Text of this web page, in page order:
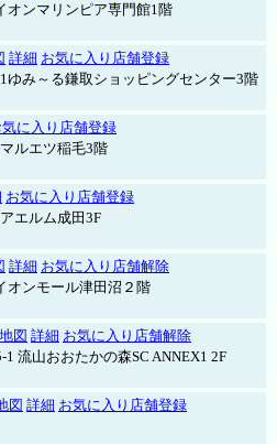
オンマリンピア専門館1階
詳細 お気に入り店舗登録
ゆみ～る鎌取ショッピングセンター3階
気に入り店舗登録
ルエツ稲毛3階
お気に入り店舗登録
エルム成田3F
詳細 お気に入り店舗解除
ンモール津田沼２階
地図 詳細 お気に入り店舗解除
流山おおたかの森SC ANNEX1 2F
図 詳細 お気に入り店舗登録